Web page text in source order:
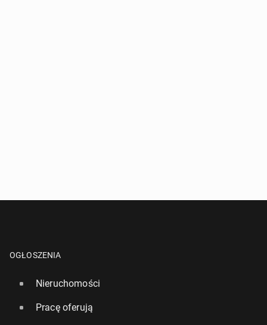
OGŁOSZENIA
Nieruchomości
Pracę oferują